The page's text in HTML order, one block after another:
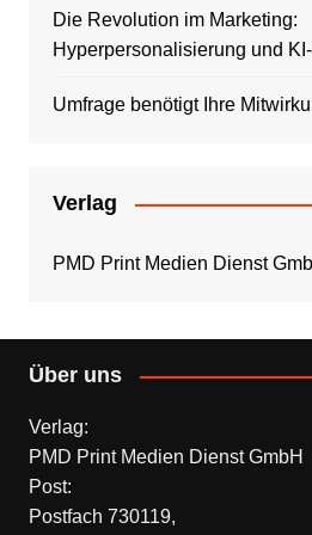
Die Revolution im Marketing:
Hyperpersonalisierung und
Umfrage benötigt Ihre
Verlag
PMD Print Medien Dienst
Über uns
Verlag:
PMD Print Medien Dienst GmbH
Post:
Postfach 730119,